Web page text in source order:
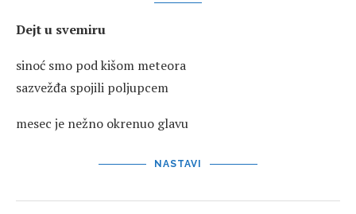
Dejt u svemiru
sinoć smo pod kišom meteora
sazvežđa spojili poljupcem
mesec je nežno okrenuo glavu
NASTAVI